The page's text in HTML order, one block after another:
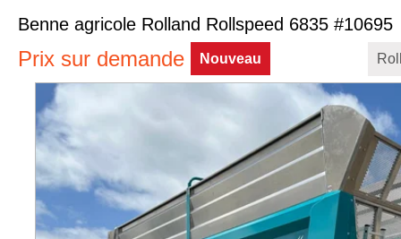
Benne agricole Rolland Rollspeed 6835 #10695
Prix sur demande Nouveau